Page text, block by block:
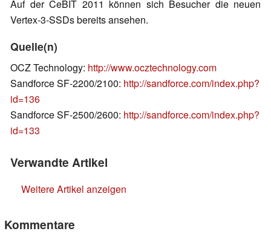
Auf der CeBIT 2011 können sich Besucher die neuen
Vertex-3-SSDs bereits ansehen.
Quelle(n)
OCZ Technology: http://www.ocztechnology.com
Sandforce SF-2200/2100: http://sandforce.com/index.php?
id=136
Sandforce SF-2500/2600: http://sandforce.com/index.php?
id=133
Verwandte Artikel
Weitere Artikel anzeigen
Kommentare